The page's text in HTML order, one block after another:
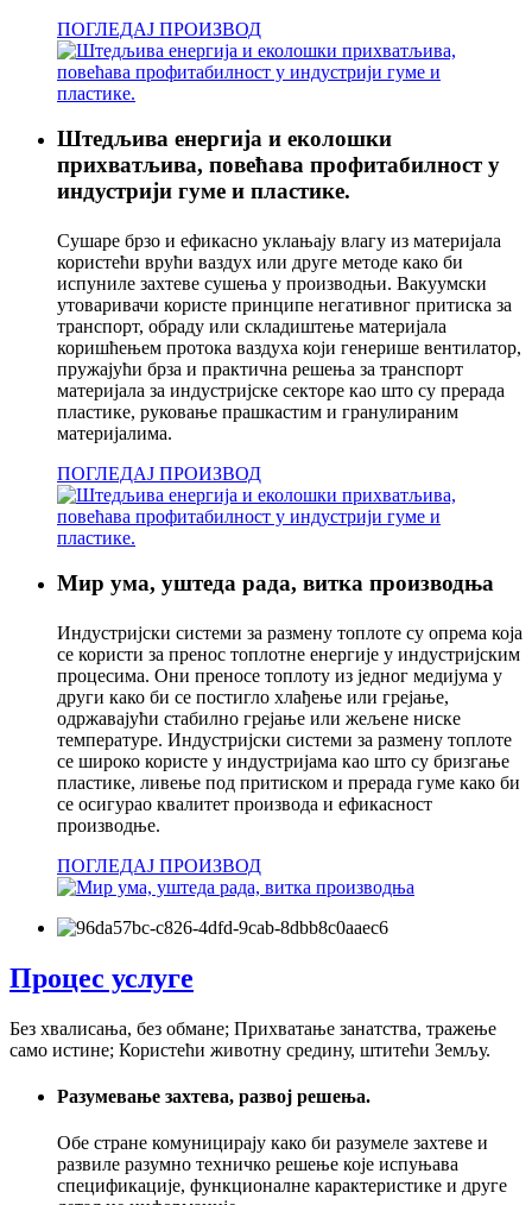
ПОГЛЕДАЈ ПРОИЗВОД
Штедљива енергија и еколошки
прихватљива, повећава профитабилност у
индустрији гуме и пластике.
Сушаре брзо и ефикасно уклањају влагу из материјала
користећи врући ваздух или друге методе како би
испуниле захтеве сушења у производњи. Вакуумски
утоваривачи користе принципе негативног притиска за
транспорт, обраду или складиштење материјала
коришћењем протока ваздуха који генерише вентилатор,
пружајући брза и практична решења за транспорт
материјала за индустријске секторе као што су прерада
пластике, руковање прашкастим и гранулираним
материјалима.
ПОГЛЕДАЈ ПРОИЗВОД
Мир ума, уштеда рада, витка производња
Индустријски системи за размену топлоте су опрема која
се користи за пренос топлотне енергије у индустријским
процесима. Они преносе топлоту из једног медијума у ​​
други како би се постигло хлађење или грејање,
одржавајући стабилно грејање или жељене ниске
температуре. Индустријски системи за размену топлоте
се широко користе у индустријама као што су бризгање
пластике, ливење под притиском и прерада гуме како би
се осигурао квалитет производа и ефикасност
производње.
ПОГЛЕДАЈ ПРОИЗВОД
Процес услуге
Без хвалисања, без обмане; Прихватање занатства, тражење
само истине; Користећи животну средину, штитећи Земљу.
Разумевање захтева, развој решења.
Обе стране комуницирају како би разумеле захтеве и
развиле разумно техничко решење које испуњава
спецификације, функционалне карактеристике и друге